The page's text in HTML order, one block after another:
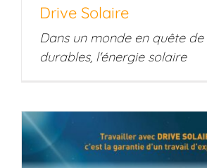
Drive Solaire
Dans un monde en quête
durables, l'énergie solaire